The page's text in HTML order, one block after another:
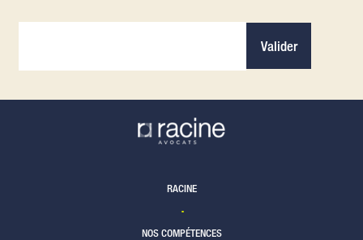
Valider
RACINE
NOS COMPÉTENCES